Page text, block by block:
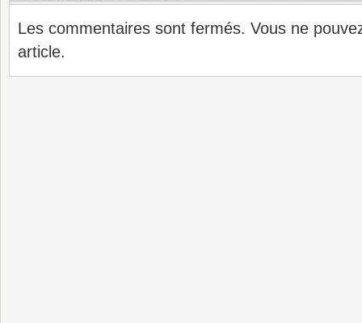
Les commentaires sont fermés. Vous ne
article.